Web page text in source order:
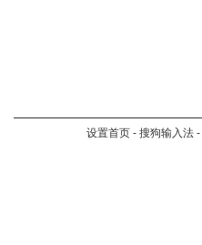
设置首页 - 搜狗输入法 -